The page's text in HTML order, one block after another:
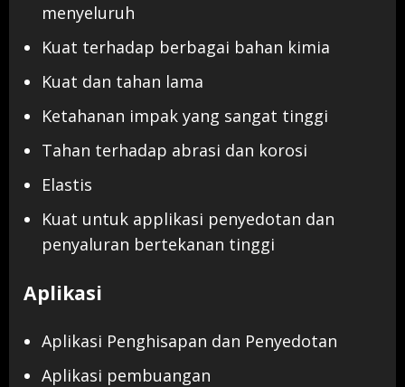
menyeluruh
Kuat terhadap berbagai bahan kimia
Kuat dan tahan lama
Ketahanan impak yang sangat tinggi
Tahan terhadap abrasi dan korosi
Elastis
Kuat untuk applikasi penyedotan dan
penyaluran bertekanan tinggi
Aplikasi
Aplikasi Penghisapan dan Penyedotan
Aplikasi pembuangan